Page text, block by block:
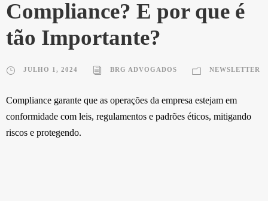
Compliance? E por que é
tão Importante?
JULHO 1, 2024 BRG ADVOGADOS NEWSLETTER
Compliance garante que as operações da empresa estejam em
conformidade com leis, regulamentos e padrões éticos, mitigando
riscos e protegendo.